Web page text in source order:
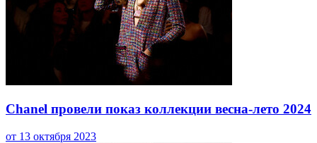
Chanel провели показ коллекции весна-лето 2024
от 13 октября 2023